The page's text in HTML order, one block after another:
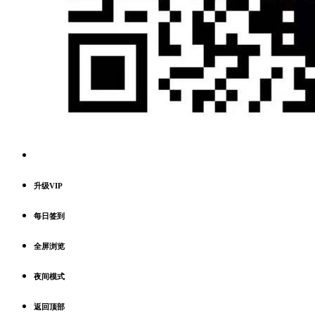
升级VIP
每日签到
全屏浏览
夜间模式
返回顶部